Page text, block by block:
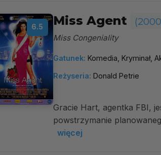
6.5 Miss Agent
Miss Congeniality
Gatunek: Komedia, Kryminał,
Reżyseria: Donald Petrie
Gracie Hart, agentka FBI,
powstrzymanie
więcej